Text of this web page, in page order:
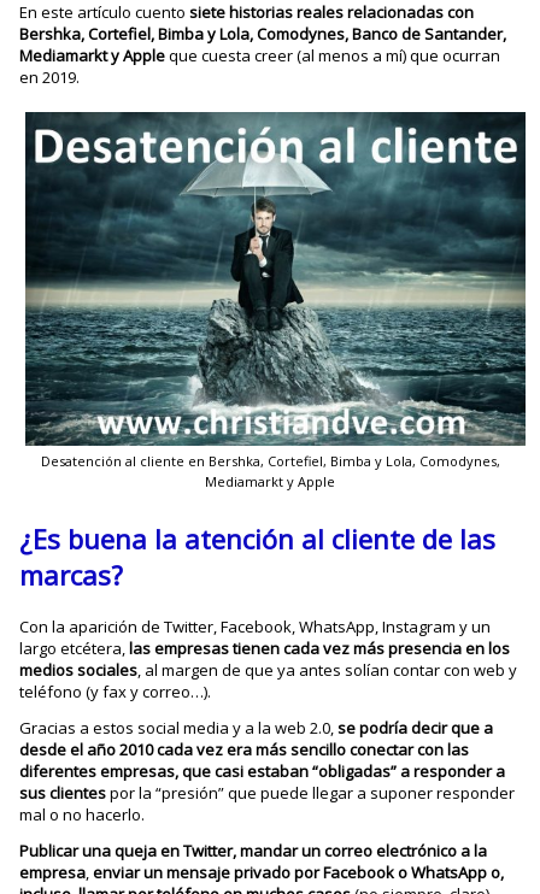
En este artículo cuentosiete historias reales relacionadas con
Bershka, Cortefiel, Bimba y Lola, Comodynes, Banco de Santander,
Mediamarkt y Appleque cuesta creer (al menos a mí) que ocurran
en 2019.
Desatención al cliente en Bershka, Cortefiel, Bimba y Lola, Comodynes,
Mediamarkt y Apple
¿Es buena la atención al cliente de las
marcas?
Con la aparición de Twitter, Facebook, WhatsApp, Instagram y un
largo etcétera,las empresas tienen cada vez más presencia en los
medios sociales, al margen de que ya antes solían contar con web y
teléfono (y fax y correo…).
Gracias a estos social media y a la web 2.0,se podría decir que a
desde el año 2010 cada vez era más sencillo conectar con las
diferentes empresas, que casi estaban “obligadas” a responder a
sus clientespor la “presión” que puede llegar a suponer responder
mal o no hacerlo.
Publicar una queja en Twitter,mandar un correo electrónico a la
empresa,enviar un mensaje privado por Facebook o WhatsApp o,